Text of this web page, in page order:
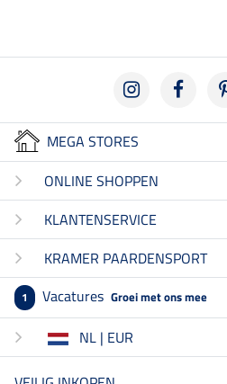
MEGA STORES
ONLINE SHOPPEN
KLANTENSERVICE
KRAMER PAARDENSPORT
1 Vacatures Groei met ons mee
NL | EUR